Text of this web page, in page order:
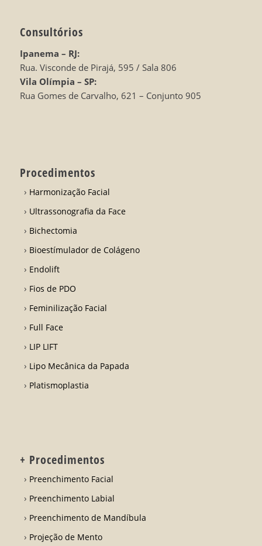
Consultórios
Ipanema – RJ:
Rua. Visconde de Pirajá, 595 / Sala 806
Vila Olímpia – SP:
Rua Gomes de Carvalho, 621 – Conjunto 905
Procedimentos
Harmonização Facial
Ultrassonografia da Face
Bichectomia
Bioestímulador de Colágeno
Endolift
Fios de PDO
Feminilização Facial
Full Face
LIP LIFT
Lipo Mecânica da Papada
Platismoplastia
+ Procedimentos
Preenchimento Facial
Preenchimento Labial
Preenchimento de Mandíbula
Projeção de Mento